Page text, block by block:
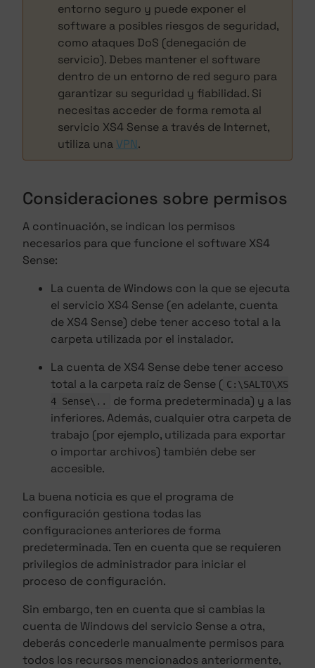
entorno seguro y puede exponer el
software a posibles riesgos de seguridad,
como ataques DoS (denegación de
servicio). Debes mantener el software
dentro de un entorno de red seguro para
garantizar su seguridad y fiabilidad. Si
necesitas acceder de forma remota al
servicio XS4 Sense a través de Internet,
utiliza una VPN.
Consideraciones sobre permisos
A continuación, se indican los permisos
necesarios para que funcione el software XS4
Sense:
La cuenta de Windows con la que se ejecuta
el servicio XS4 Sense (en adelante, cuenta
de XS4 Sense) debe tener acceso total a la
carpeta utilizada por el instalador.
La cuenta de XS4 Sense debe tener acceso
total a la carpeta raíz de Sense ( C:\SALTO\XS
4 Sense\..
de forma predeterminada) y a las
inferiores. Además, cualquier otra carpeta de
trabajo (por ejemplo, utilizada para exportar
o importar archivos) también debe ser
accesible.
La buena noticia es que el programa de
configuración gestiona todas las
configuraciones anteriores de forma
predeterminada. Ten en cuenta que se requieren
privilegios de administrador para iniciar el
proceso de configuración.
Sin embargo, ten en cuenta que si cambias la
cuenta de Windows del servicio Sense a otra,
deberás concederle manualmente permisos para
todos los recursos mencionados anteriormente,